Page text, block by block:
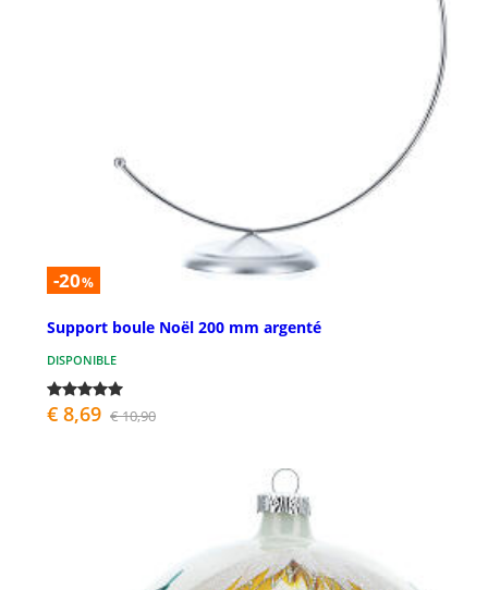
-20%
Support boule Noël 200 mm argenté
DISPONIBLE
€ 8,69 € 10,90